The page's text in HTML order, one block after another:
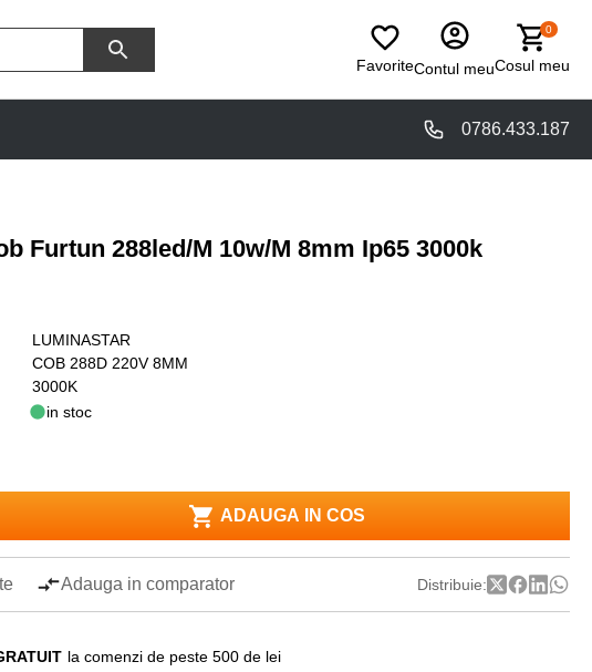
FavoriteContul meu
0
Cosul meu
0786.433.187
Furtun 288led/M 10w/M 8mm Ip65 3000k
LUMINASTAR
COB 288D 220V 8MM
3000K
in stoc
ADAUGA IN COS
Adauga in comparator Distribuie:
la comenzi de peste 500 de lei